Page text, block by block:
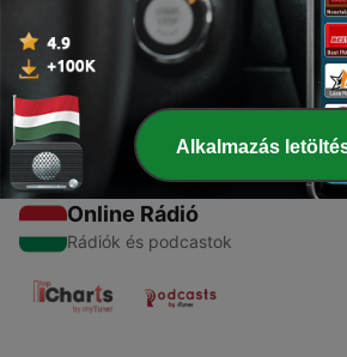
Nora chats Tecnology
29 nov. 2022
Online Rádió
Rádiók és podcastok
Alkalmazás